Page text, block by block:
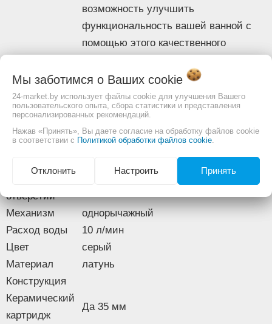
Нет
Нет
Комплектация
Скрытый
механизм
Нет
гарнитур
Да с 1 режимом
Габариты
Высота
77 мм
Длина (вылет)
излива
175 — 175 мм
Изображение товара и комплектация могут отличаться.
СмотретьПолное описание:
возможность улучшить
функциональность вашей ванной с
помощью этого качественного
Описание
Основные
Тип
смеситель
Назначение
для ванны
Монтаж
на стену
отверстий
Механизм
однорычажный
Расход воды
10 л/мин
Цвет
серый
Материал
латунь
Конструкция
Керамический
картридж
Да 35 мм
Мы заботимся о Ваших cookie
24-market.by использует файлы cookie для улучшения Вашего
пользовательского опыта, сбора статистики и представления
персонализированных рекомендаций.
Нажав «Принять», Вы даете согласие на обработку файлов cookie
в соответствии с Политикой обработки файлов cookie.
Отклонить Настроить Принять